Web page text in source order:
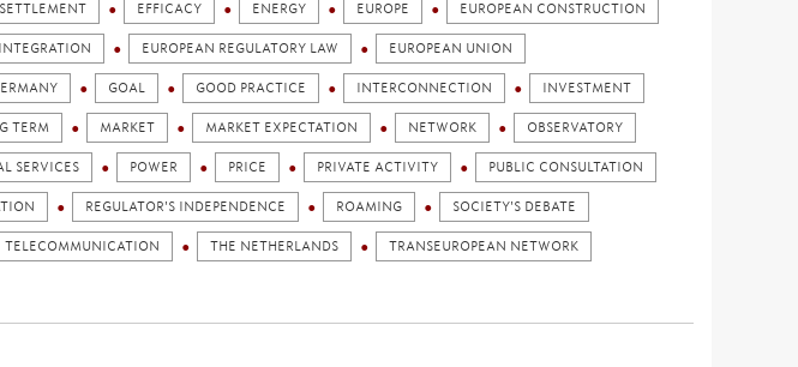
EFFICACY ENERGY EUROPE EUROPEAN CONSTRUCTION
EUROPEAN REGULATORY LAW EUROPEAN UNION
GOAL GOOD PRACTICE INTERCONNECTION INVESTMENT
TERM MARKET MARKET EXPECTATION NETWORK OBSERVATORY
SERVICES POWER PRICE PRIVATE ACTIVITY PUBLIC CONSULTATION
REGULATOR'S INDEPENDENCE ROAMING SOCIETY'S DEBATE
TELECOMMUNICATION THE NETHERLANDS TRANSEUROPEAN NETWORK